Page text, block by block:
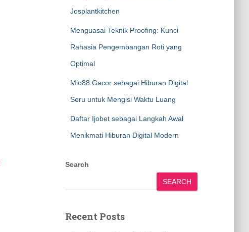
Josplantkitchen
Menguasai Teknik Proofing: Kunci
Rahasia Pengembangan Roti yang
Optimal
Mio88 Gacor sebagai Hiburan Digital
Seru untuk Mengisi Waktu Luang
Daftar Ijobet sebagai Langkah Awal
Menikmati Hiburan Digital Modern
Search
SEARCH
Recent Posts